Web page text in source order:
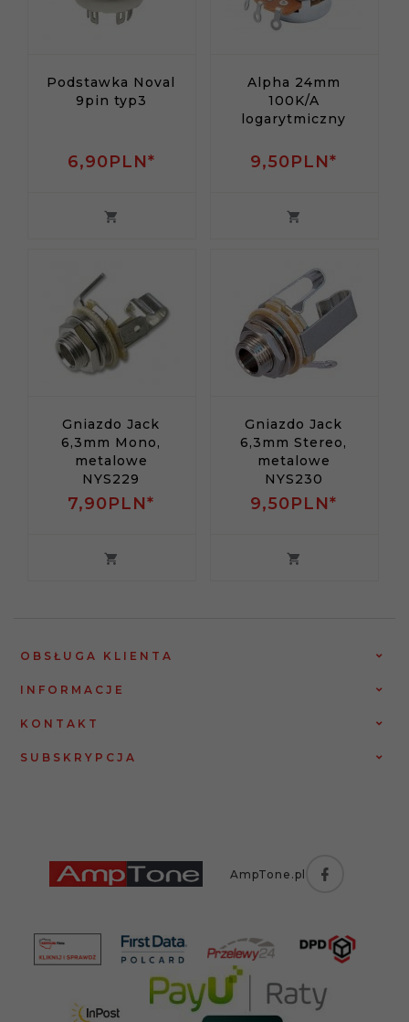
Podstawka Noval
9pin typ3
6,90PLN*
Alpha 24mm
100K/A
logarytmiczny
9,50PLN*
Gniazdo Jack
6,3mm Mono,
metalowe
NYS229
7,90PLN*
Gniazdo Jack
6,3mm Stereo,
metalowe
NYS230
9,50PLN*
OBSŁUGA KLIENTA
INFORMACJE
KONTAKT
SUBSKRYPCJA
AmpTone.pl